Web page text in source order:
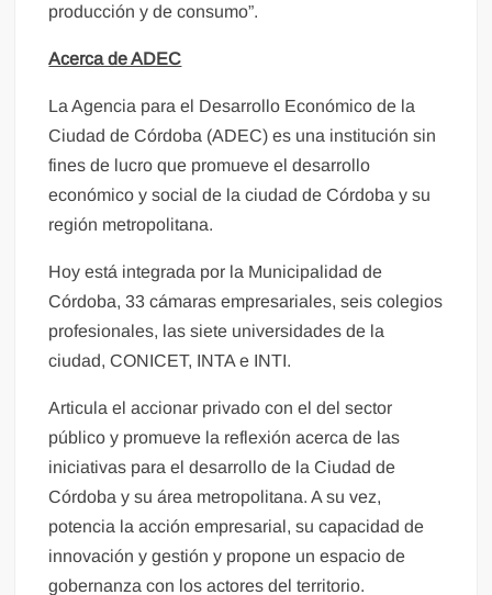
producción y de consumo”.
Acerca de ADEC
La Agencia para el Desarrollo Económico de la
Ciudad de Córdoba (ADEC) es una institución sin
fines de lucro que promueve el desarrollo
económico y social de la ciudad de Córdoba y su
región metropolitana.
Hoy está integrada por la Municipalidad de
Córdoba, 33 cámaras empresariales, seis colegios
profesionales, las siete universidades de la
ciudad, CONICET, INTA e INTI.
Articula el accionar privado con el del sector
público y promueve la reflexión acerca de las
iniciativas para el desarrollo de la Ciudad de
Córdoba y su área metropolitana. A su vez,
potencia la acción empresarial, su capacidad de
innovación y gestión y propone un espacio de
gobernanza con los actores del territorio.